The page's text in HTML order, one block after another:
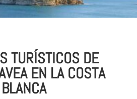
TURÍSTICOS DE
EN LA COSTA
BLANCA